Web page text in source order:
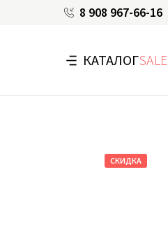
8 908 967-66-16
КАТАЛОГSALE
СКИДКА